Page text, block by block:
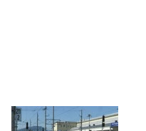
Hamm (Westfalen)
Hannover Hbf ·HH·